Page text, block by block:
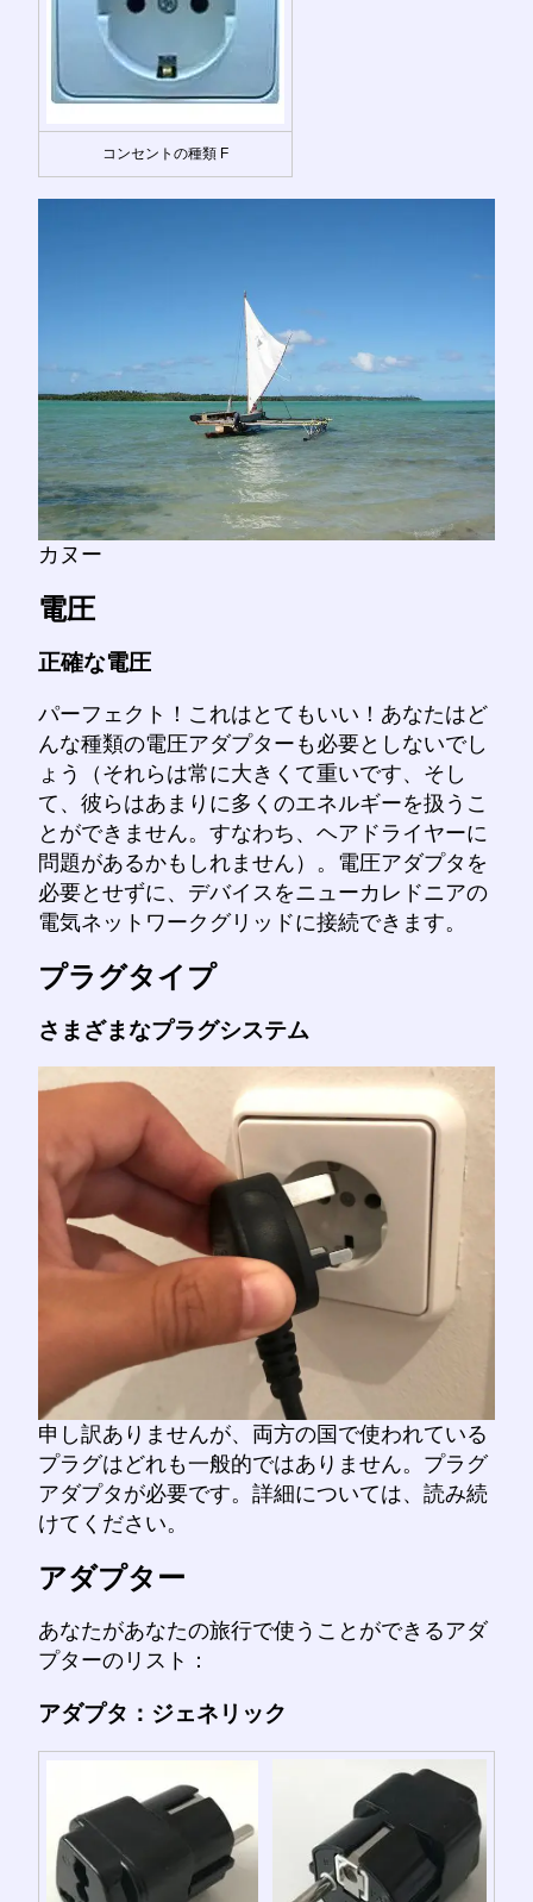
コンセントの種類 F
カヌー
電圧
正確な電圧
パーフェクト！これはとてもいい！あなたはど
んな種類の電圧アダプターも必要としないでし
ょう（それらは常に大きくて重いです、そし
て、彼らはあまりに多くのエネルギーを扱うこ
とができません。すなわち、ヘアドライヤーに
問題があるかもしれません）。電圧アダプタを
必要とせずに、デバイスをニューカレドニアの
電気ネットワークグリッドに接続できます。
プラグタイプ
さまざまなプラグシステム
申し訳ありませんが、両方の国で使われている
プラグはどれも一般的ではありません。プラグ
アダプタが必要です。詳細については、読み続
けてください。
アダプター
あなたがあなたの旅行で使うことができるアダ
プターのリスト：
アダプタ：ジェネリック